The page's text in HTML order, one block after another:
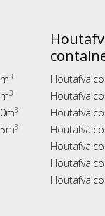
3
3
3
3